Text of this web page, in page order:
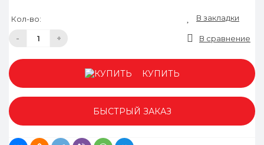
Кол-во:
- +
В закладки
В сравнение
КУПИТЬ
БЫСТРЫЙ ЗАКАЗ